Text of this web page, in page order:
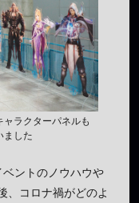
ラクターパネルも
ました
ントのノウハウや
、コロナ禍がどのよ